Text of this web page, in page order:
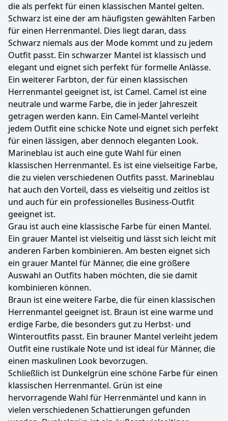
die als perfekt für einen klassischen Mantel gelten.
Schwarz ist eine der am häufigsten gewählten Farben
für einen Herrenmantel. Dies liegt daran, dass
Schwarz niemals aus der Mode kommt und zu jedem
Outfit passt. Ein schwarzer Mantel ist klassisch und
elegant und eignet sich perfekt für formelle Anlässe.
Ein weiterer Farbton, der für einen klassischen
Herrenmantel geeignet ist, ist Camel. Camel ist eine
neutrale und warme Farbe, die in jeder Jahreszeit
getragen werden kann. Ein Camel-Mantel verleiht
jedem Outfit eine schicke Note und eignet sich perfekt
für einen lässigen, aber dennoch eleganten Look.
Marineblau ist auch eine gute Wahl für einen
klassischen Herrenmantel. Es ist eine vielseitige Farbe,
die zu vielen verschiedenen Outfits passt. Marineblau
hat auch den Vorteil, dass es vielseitig und zeitlos ist
und auch für ein professionelles Business-Outfit
geeignet ist.
Grau ist auch eine klassische Farbe für einen Mantel.
Ein grauer Mantel ist vielseitig und lässt sich leicht mit
anderen Farben kombinieren. Am besten eignet sich
ein grauer Mantel für Männer, die eine größere
Auswahl an Outfits haben möchten, die sie damit
kombinieren können.
Braun ist eine weitere Farbe, die für einen klassischen
Herrenmantel geeignet ist. Braun ist eine warme und
erdige Farbe, die besonders gut zu Herbst- und
Winteroutfits passt. Ein brauner Mantel verleiht jedem
Outfit eine rustikale Note und ist ideal für Männer, die
einen maskulinen Look bevorzugen.
Schließlich ist Dunkelgrün eine schöne Farbe für einen
klassischen Herrenmantel. Grün ist eine
hervorragende Wahl für Herrenmäntel und kann in
vielen verschiedenen Schattierungen gefunden